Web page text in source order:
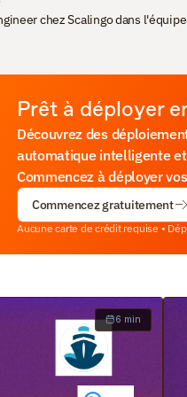
chez Scalingo dans
Prêt à déployer
Découvrez des
automatique intelligente
Commencez à déployer
Commencez gratuitement
Aucune carte de crédit requise •
6 min